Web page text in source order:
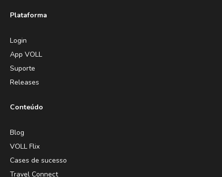
Plataforma
Login
App VOLL
Suporte
Releases
Conteúdo
Blog
VOLL Flix
Cases de sucesso
Travel Connect